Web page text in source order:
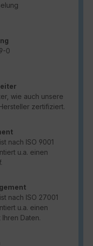
0
wie auch unsere
zertifiziert.
nach ISO 9001
u.a. einen
nach ISO 27001
u.a. einen
Daten.